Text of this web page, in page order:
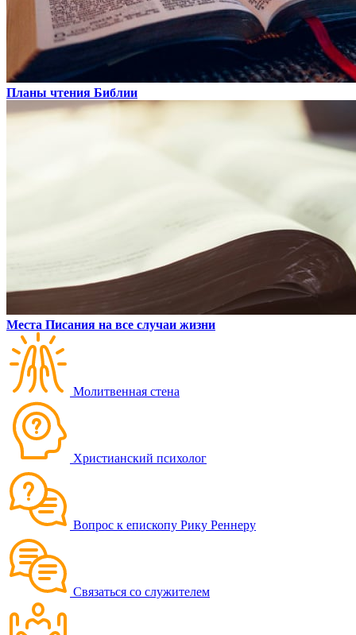
Планы чтения Библии
Места Писания на все случаи жизни
Молитвенная стена
Христианский психолог
Вопрос к епископу Рику Реннеру
Связаться со служителем